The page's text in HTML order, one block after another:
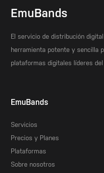
EmuBands
El servicio de distribución
herramienta potente y sencilla
plataformas digitales líderes
EmuBands
Servicios
Precios y Planes
Plataformas
Sobre nosotros